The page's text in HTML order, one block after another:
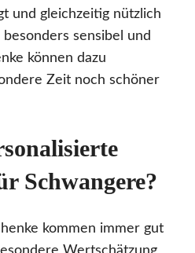
und gleichzeitig nützlich
sensibel und
können dazu
Zeit noch schöner
Schwangere?
kommen immer gut